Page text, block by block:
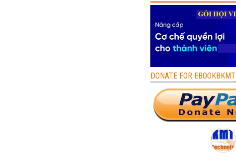
DONATE FOR EBOOKBKMT